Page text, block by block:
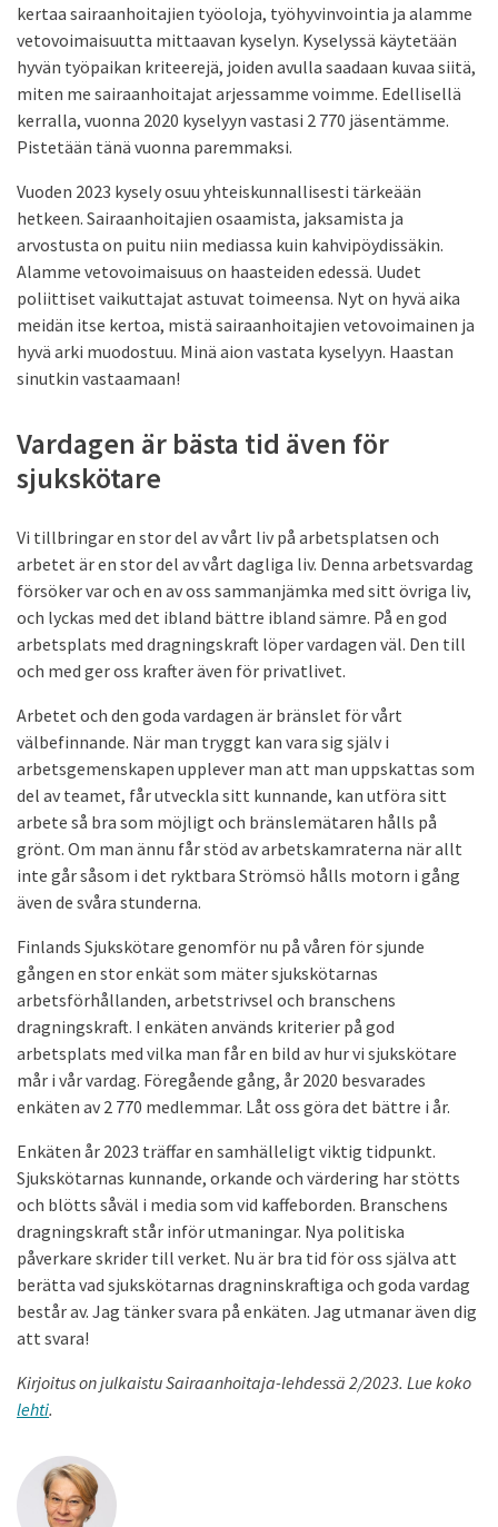
kertaa sairaanhoitajien työoloja, työhyvinvointia ja alamme
vetovoimaisuutta mittaavan kyselyn. Kyselyssä käytetään
hyvän työpaikan kriteerejä, joiden avulla saadaan kuvaa siitä,
miten me sairaanhoitajat arjessamme voimme. Edellisellä
kerralla, vuonna 2020 kyselyyn vastasi 2 770 jäsentämme.
Pistetään tänä vuonna paremmaksi.
Vuoden 2023 kysely osuu yhteiskunnallisesti tärkeään
hetkeen. Sairaanhoitajien osaamista, jaksamista ja
arvostusta on puitu niin mediassa kuin kahvipöydissäkin.
Alamme vetovoimaisuus on haasteiden edessä. Uudet
poliittiset vaikuttajat astuvat toimeensa. Nyt on hyvä aika
meidän itse kertoa, mistä sairaanhoitajien vetovoimainen ja
hyvä arki muodostuu. Minä aion vastata kyselyyn. Haastan
sinutkin vastaamaan!
Vardagen är bästa tid även för
sjukskötare
Vi tillbringar en stor del av vårt liv på arbetsplatsen och
arbetet är en stor del av vårt dagliga liv. Denna arbetsvardag
försöker var och en av oss sammanjämka med sitt övriga liv,
och lyckas med det ibland bättre ibland sämre. På en god
arbetsplats med dragningskraft löper vardagen väl. Den till
och med ger oss krafter även för privatlivet.
Arbetet och den goda vardagen är bränslet för vårt
välbefinnande. När man tryggt kan vara sig själv i
arbetsgemenskapen upplever man att man uppskattas som
del av teamet, får utveckla sitt kunnande, kan utföra sitt
arbete så bra som möjligt och bränslemätaren hålls på
grönt. Om man ännu får stöd av arbetskamraterna när allt
inte går såsom i det ryktbara Strömsö hålls motorn i gång
även de svåra stunderna.
Finlands Sjukskötare genomför nu på våren för sjunde
gången en stor enkät som mäter sjukskötarnas
arbetsförhållanden, arbetstrivsel och branschens
dragningskraft. I enkäten används kriterier på god
arbetsplats med vilka man får en bild av hur vi sjukskötare
mår i vår vardag. Föregående gång, år 2020 besvarades
enkäten av 2 770 medlemmar. Låt oss göra det bättre i år.
Enkäten år 2023 träffar en samhälleligt viktig tidpunkt.
Sjukskötarnas kunnande, orkande och värdering har stötts
och blötts såväl i media som vid kaffeborden. Branschens
dragningskraft står inför utmaningar. Nya politiska
påverkare skrider till verket. Nu är bra tid för oss själva att
berätta vad sjukskötarnas dragninskraftiga och goda vardag
består av. Jag tänker svara på enkäten. Jag utmanar även dig
att svara!
Kirjoitus on julkaistu Sairaanhoitaja-lehdessä 2/2023. Lue koko
lehti.